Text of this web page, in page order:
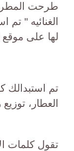
طرحت
الغنائيه " تم
لها على موقع
تم استبدالك
العطار،
تقول كلمات